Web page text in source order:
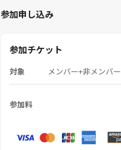
参加申し込み
参加チケット
対象 メンバー+非メンバー
参加料